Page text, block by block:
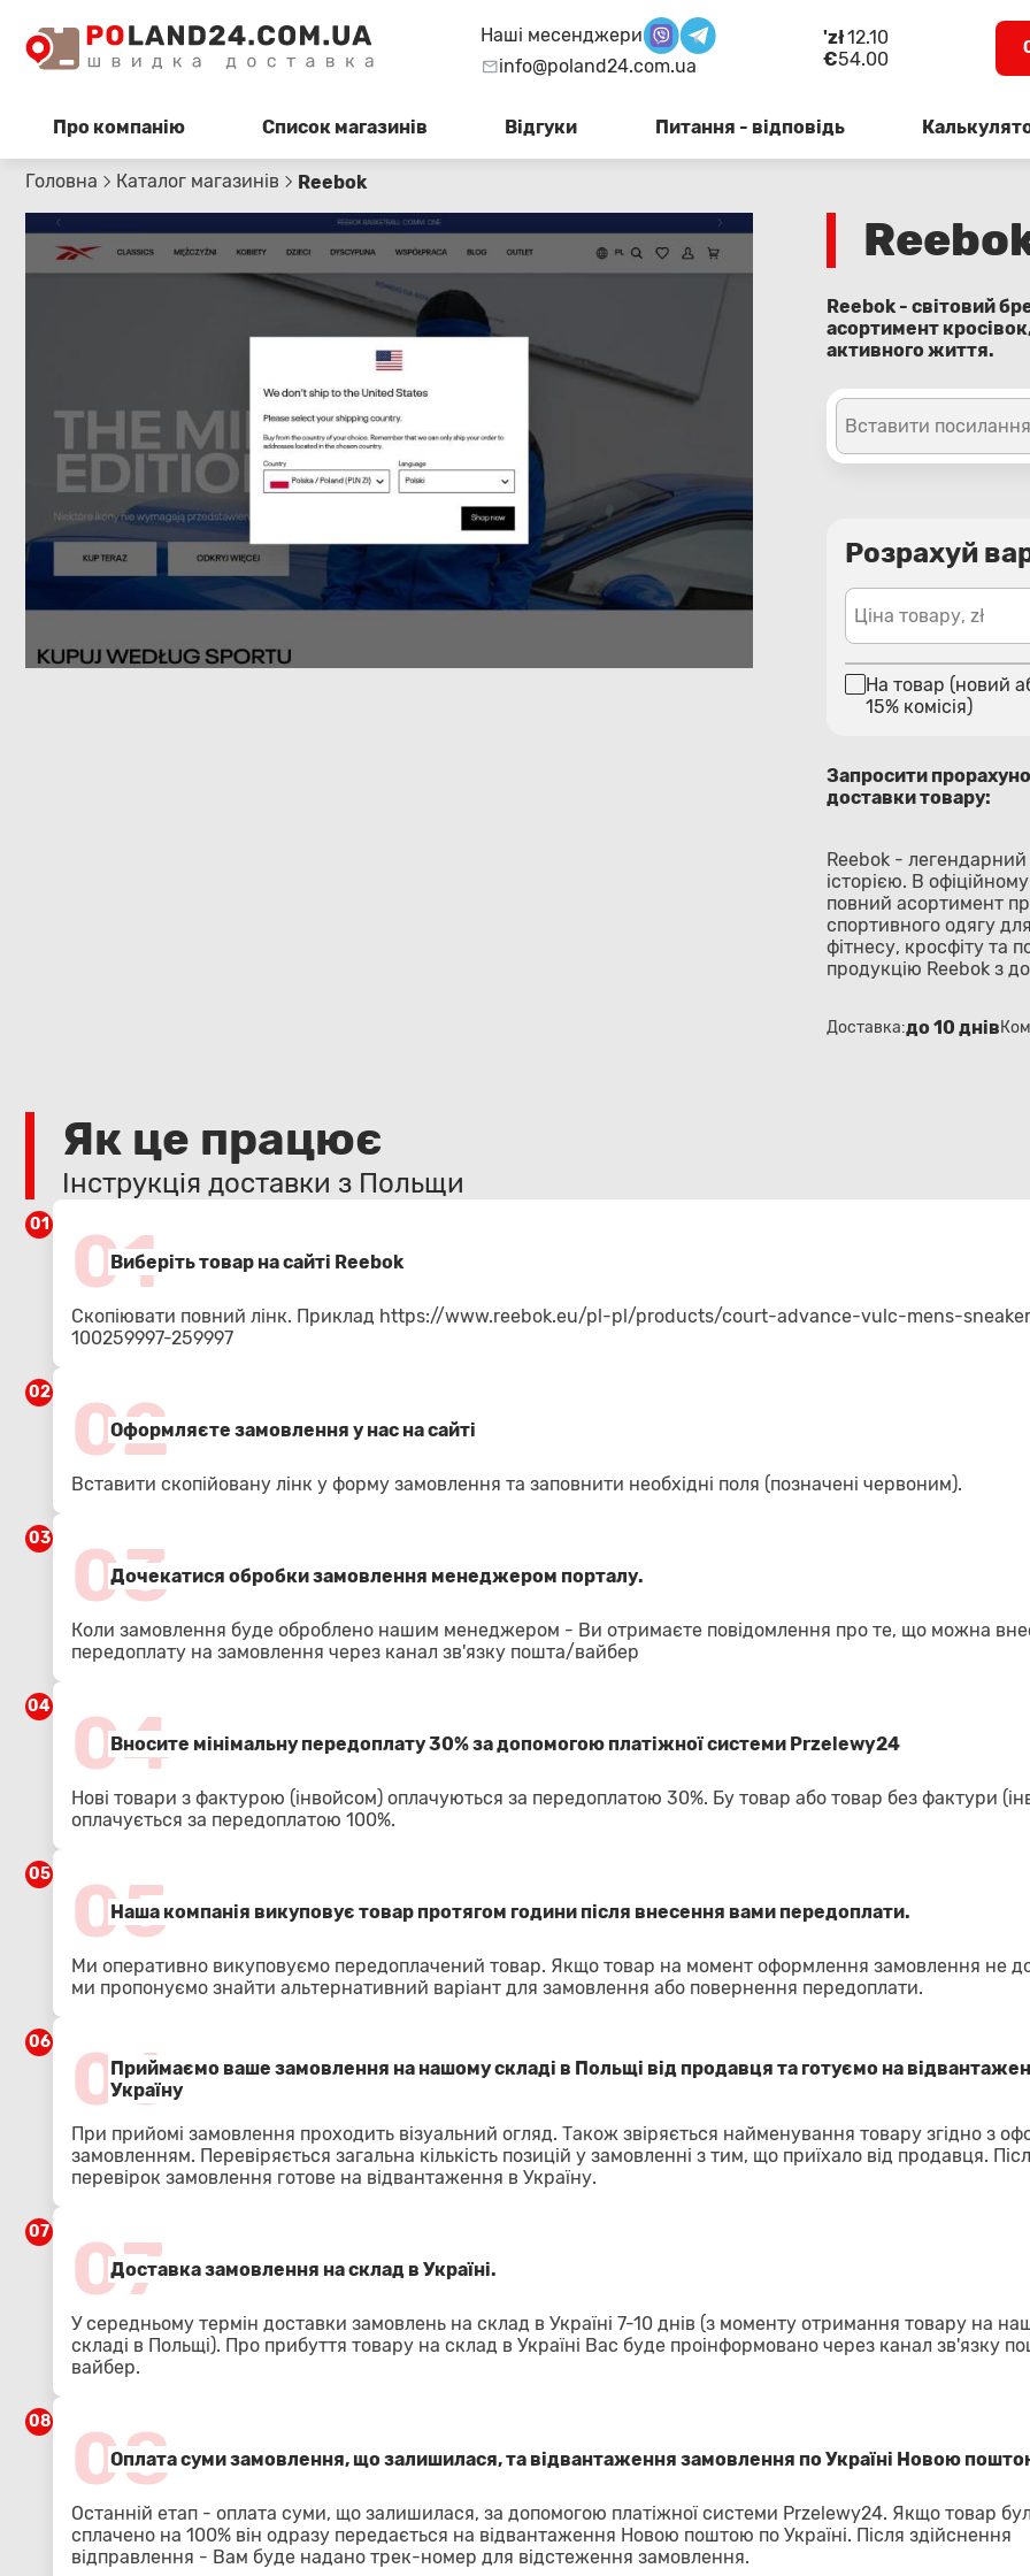
Наші месенджери
info@poland24.com.ua
'zł12.10
€54.00
Про компанію Список магазинів Відгуки Питання - відповідь
Головна Каталог магазинів Reebok
Reebok - світовий
асортимент
активного життя.
Вставити
Розрахуй
Ціна товару, zł
На товар (новий
15% комісія)
Запросити
доставки товару:
Reebok - легендарний
історією. В
повний асортимент
спортивного одягу
фітнесу, кросфіту та
продукцію Reebok з
Доставка:до 10 днів
Як це працює
Інструкція доставки з Польщи
01 01
Виберіть товар на сайті Reebok
Скопіювати повний лінк. Приклад https://www.reebok.eu/pl-pl/products/court-advance-vulc-mens-
100259997-259997
02 02
Оформляєте замовлення у нас на сайті
Вставити скопійовану лінк у форму замовлення та заповнити необхідні поля (позначені червоним).
03 03
Дочекатися обробки замовлення менеджером порталу.
Коли замовлення буде оброблено нашим менеджером - Ви отримаєте повідомлення про те, що можна
передоплату на замовлення через канал зв'язку пошта/вайбер
04 04
Вносите мінімальну передоплату 30% за допомогою платіжної системи Przelewy24
Нові товари з фактурою (інвойсом) оплачуються за передоплатою 30%. Бу товар або товар без фактури
оплачується за передоплатою 100%.
05 05
Наша компанія викуповує товар протягом години після внесення вами передоплати.
Ми оперативно викуповуємо передоплачений товар. Якщо товар на момент оформлення замовлення не
ми пропонуємо знайти альтернативний варіант для замовлення або повернення передоплати.
06 06
Приймаємо ваше замовлення на нашому складі в Польщі від продавця та готуємо на
Україну
При прийомі замовлення проходить візуальний огляд. Також звіряється найменування товару згідно з
замовленням. Перевіряється загальна кількість позицій у замовленні з тим, що приїхало від продавця.
перевірок замовлення готове на відвантаження в Україну.
07 07
Доставка замовлення на склад в Україні.
У середньому термін доставки замовлень на склад в Україні 7-10 днів (з моменту отримання товару на
складі в Польщі). Про прибуття товару на склад в Україні Вас буде проінформовано через канал зв'язку
вайбер.
08 08
Оплата суми замовлення, що залишилася, та відвантаження замовлення по Україні Новою
Останній етап - оплата суми, що залишилася, за допомогою платіжної системи Przelewy24. Якщо товар
сплачено на 100% він одразу передається на відвантаження Новою поштою по Україні. Після здійснення
відправлення - Вам буде надано трек-номер для відстеження замовлення.